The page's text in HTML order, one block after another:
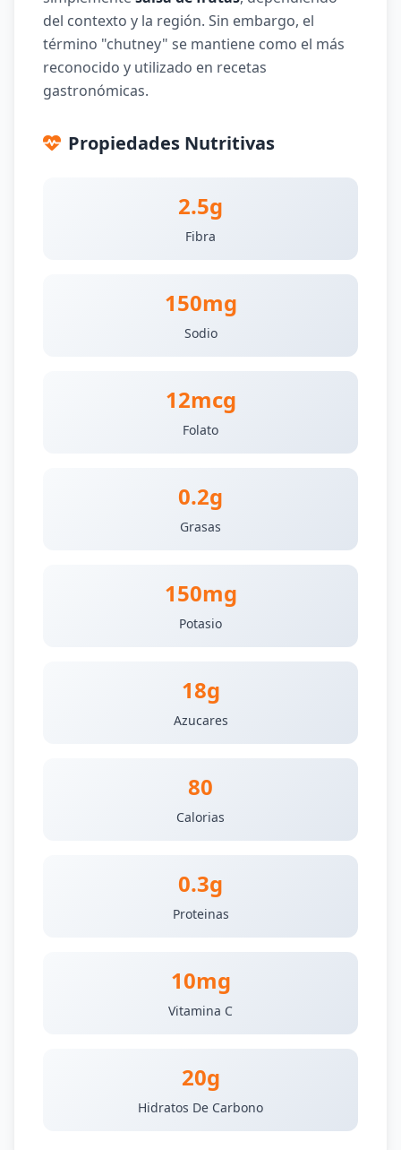
del contexto y la región. Sin embargo, el
término "chutney" se mantiene como el más
reconocido y utilizado en recetas
gastronómicas.
Propiedades Nutritivas
2.5g
Fibra
150mg
Sodio
12mcg
Folato
0.2g
Grasas
150mg
Potasio
18g
Azucares
80
Calorias
0.3g
Proteinas
10mg
Vitamina C
20g
Hidratos De Carbono